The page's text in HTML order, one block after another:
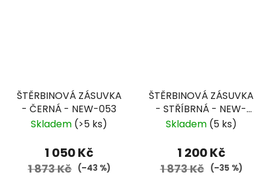
ŠTĚRBINOVÁ ZÁSUVKA
- ČERNÁ - NEW-053
Skladem (>5 ks)
1 050 Kč
1 873 Kč (–43 %)
ŠTĚRBINOVÁ ZÁSUVKA
- STŘÍBRNÁ - NEW-
051
Skladem (5 ks)
1 200 Kč
1 873 Kč
(–35 %)